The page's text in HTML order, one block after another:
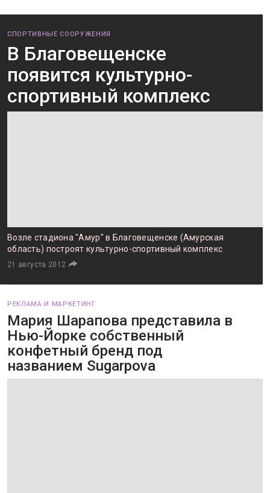
СПОРТИВНЫЕ СООРУЖЕНИЯ
В Благовещенске
появится культурно-
спортивный комплекс
Возле стадиона "Амур" в Благовещенске (Амурская
область) построят культурно-спортивный комплекс
21 августа 2012
РЕКЛАМА И МАРКЕТИНГ
Мария Шарапова представила в
Нью-Йорке собственный
конфетный бренд под
названием Sugarpova